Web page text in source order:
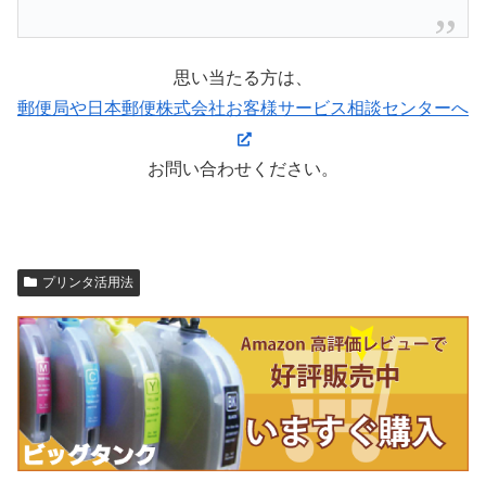
思い当たる方は、
郵便局や日本郵便株式会社お客様サービス相談センターへ
お問い合わせください。
プリンタ活用法